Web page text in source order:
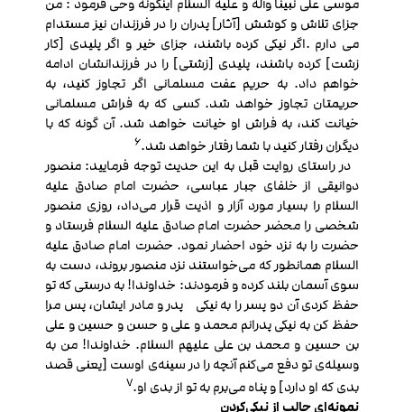
موسی علی نبینا وآله و علیه السلام اینگونه وحی فرمود : من
جزای تلاش و کوشش [آثار] پدران را در فرزندان نیز مستدام
می‏ دارم .اگر نیکی کرده باشند، جزای خیر و اگر پلیدی [کار
زشت] کرده باشند، پلیدی [زشتی] را در فرزندانشان ادامه
خواهم داد. به حریم عفت مسلمانی اگر تجاوز کنید، به
حریمتان تجاوز خواهد شد. کسی که به فراش مسلمانی
خیانت کند، به فراش او خیانت خواهد شد. آن‏ گونه که با
دیگران رفتار کنید با شما رفتار خواهد شد.6
در راستای روایت قبل به این حدیث توجه فرمایید: منصور
دوانیقی از خلفای جبار عباسی، حضرت امام صادق علیه
السلام را بسیار مورد آزار و اذیت قرار می‌داد، روزی منصور
شخصی را محضر حضرت امام صادق علیه السلام فرستاد و
حضرت را به نزد خود احضار نمود. حضرت امام صادق علیه
السلام همانطور که می‌خواستند نزد منصور بروند، دست به
سوی آسمان بلند کرده و فرمودند: خداوندا! به درستی که تو
حفظ کردی آن دو پسر را به نیکی پدر و مادر ایشان، پس مرا
حفظ کن به نیکی پدرانم محمد و علی و حسن و حسین و علی
بن حسین و محمد بن علی علیهم السلام. خداوندا! من به
وسیله‌ی تو دفع می‌کنم آنچه را در سینه‌ی اوست [یعنی قصد
بدی که او دارد] و پناه می‌برم به تو از بدی او.7
نمونه‌ای جالب از نیکی‌کردن